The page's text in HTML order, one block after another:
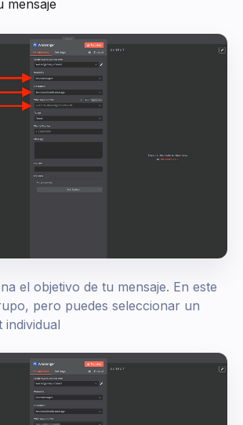
mensaje
el objetivo de tu mensaje. En este
pero puedes seleccionar un
individual